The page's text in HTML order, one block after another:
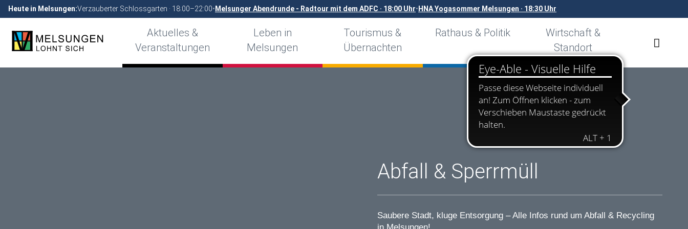
Heute in Melsungen:Verzauberter Schlossgarten · 18:00–22:00• Melsunger Abendrunde - Radtour mit dem ADFC · 18:00 Uhr• HNA Yogasommer Melsungen · 18:30 Uhr
Aktuelles &
Veranstaltungen
Leben in
Melsungen
Tourismus &
Übernachten
Rathaus & Politik
Wirtschaft &
Standort
Abfall & Sperrmüll
Saubere Stadt, kluge Entsorgung – Alle Infos rund um Abfall & Recycling